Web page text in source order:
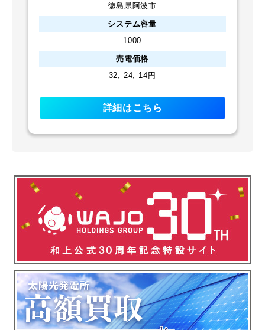
徳島県阿波市
システム容量
1000
売電価格
32, 24, 14円
詳細はこちら